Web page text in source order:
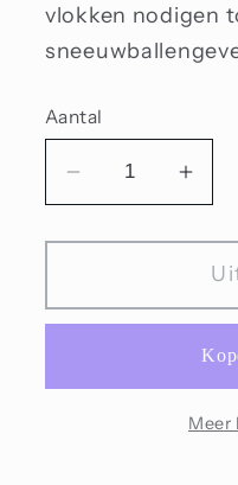
vlokken nodigen
Aantal
Aantal
voor
sneeuw
voor
Meer